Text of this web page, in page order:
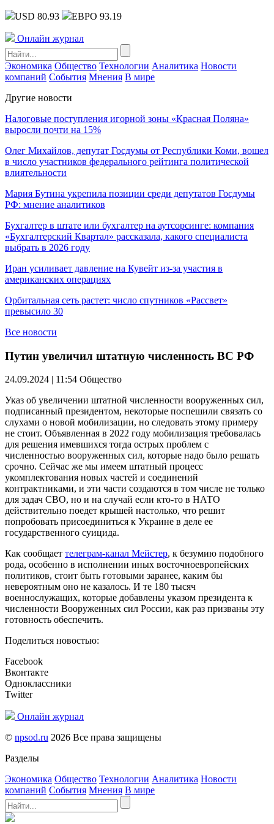
USD 80.93 ЕВРО 93.19
Онлайн журнал
Экономика Общество Технологии Аналитика Новости
компаний События Мнения В мире
Другие новости
Налоговые поступления игорной зоны «Красная Поляна»
выросли почти на 15%
Олег Михайлов, депутат Госдумы от Республики Коми, вошел
в число участников федерального рейтинга политической
влиятельности
Мария Бутина укрепила позиции среди депутатов Госдумы
РФ: мнение аналитиков
Бухгалтер в штате или бухгалтер на аутсорсинге: компания
«Бухгалтерский Квартал» рассказала, какого специалиста
выбрать в 2026 году
Иран усиливает давление на Кувейт из-за участия в
американских операциях
Орбитальная сеть растет: число спутников «Рассвет»
превысило 30
Все новости
Путин увеличил штатную численность ВС РФ
24.09.2024 | 11:54 Общество
Указ об увеличении штатной численности вооруженных сил,
подписанный президентом, некоторые поспешили связать со
слухами о новой мобилизации, но следовать этому примеру
не стоит. Объявленная в 2022 году мобилизация требовалась
для решения имевшихся тогда острых проблем с
численностью вооруженных сил, которые надо было решать
срочно. Сейчас же мы имеем штатный процесс
укомплектования новых частей и соединений
контрактниками, и эти части создаются в том числе не только
для задач СВО, но и на случай если кто-то в НАТО
действительно поедет крышей настолько, что решит
попробовать присоединиться к Украине в деле ее
государственного суицида.
Как сообщает телеграм-канал Мейстер, к безумию подобного
рода, особенно в исполнении иных восточноевропейских
политиков, стоит быть готовыми заранее, каким бы
невероятным оно не казалось. И те 180 тысяч
военнослужащих, которые добавлены указом президента к
численности Вооруженных сил России, как раз призваны эту
готовность обеспечить.
Поделиться новостью:
Facebook
Вконтакте
Одноклассники
Twitter
Онлайн журнал
© npsod.ru 2026 Все права защищены
Разделы
Экономика Общество Технологии Аналитика Новости
компаний События Мнения В мире